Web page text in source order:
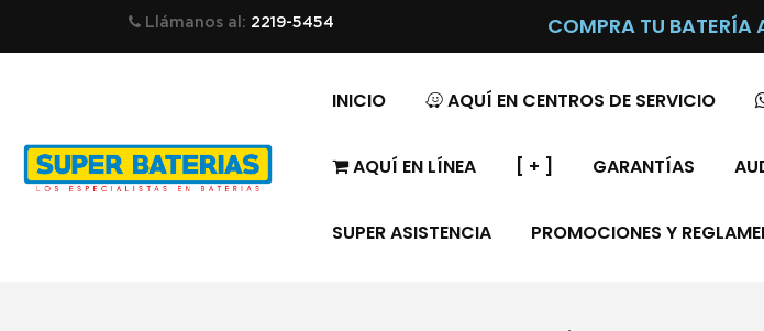
Llámanos al: 2219-5454 COMPRA TU BATERÍA
INICIO AQUÍ EN CENTROS DE SERVICIO
AQUÍ EN LÍNEA [ + ] GARANTÍAS
SUPER ASISTENCIA PROMOCIONES Y